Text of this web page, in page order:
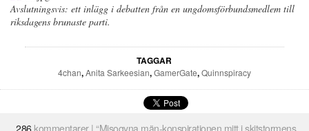
Avslutningsvis: ett inlägg i debatten från en ungdomsförbundsmedlem till
riksdagens brunaste parti.
TAGGAR
4chan,Anita Sarkeesian,GamerGate,Quinnspiracy
286 kommentarer | “Misogyna män-konspirationen mitt i skitstormens